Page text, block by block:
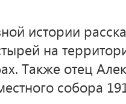
истории
на
Также отец
собора